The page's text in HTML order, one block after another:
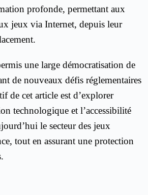
profonde, permettant aux
jeux via Internet, depuis leur
une large démocratisation de
de nouveaux défis réglementaires
de cet article est d’explorer
technologique et l’accessibilité
le secteur des jeux
tout en assurant une protection